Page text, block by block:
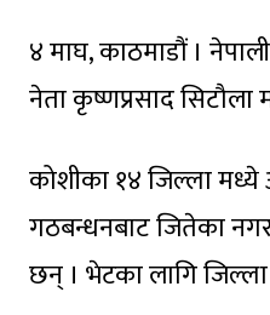
४ माघ, काठमाडौं ।
नेता कृष्णप्रसाद
कोशीका १४ जिल्ला
गठबन्धनबाट जितेका
छन् । भेटका लागि